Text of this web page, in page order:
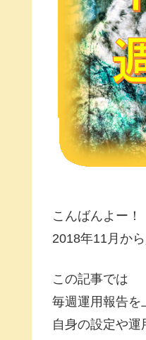
こんばんよー！
2018年11月か
この記事では
毎週運用報告を
自身の設定や